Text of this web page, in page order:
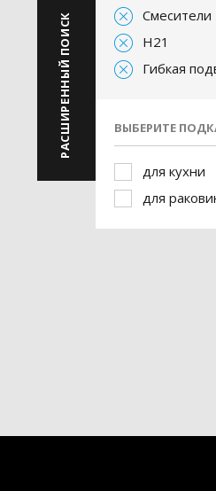
РАСШИРЕННЫЙ ПОИСК
Смесители
H21
Гибкая
ВЫБЕРИТЕ
для кухни
для